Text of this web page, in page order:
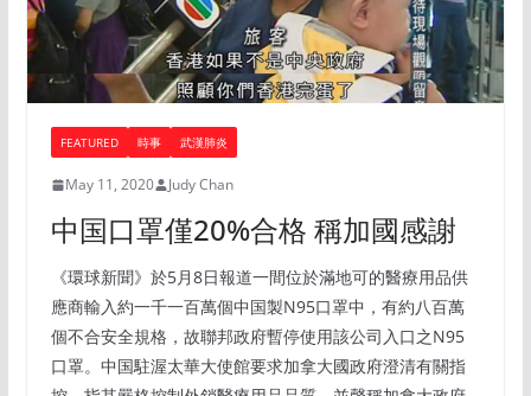
FEATURED 時事 武漢肺炎
May 11, 2020 Judy Chan
中国口罩僅20%合格 稱加國感謝
《環球新聞》於5月8日報道一間位於滿地可的醫療用品供
應商輸入約一千一百萬個中国製N95口罩中，有約八百萬
個不合安全規格，故聯邦政府暫停使用該公司入口之N95
口罩。中国駐渥太華大使館要求加拿大國政府澄清有關指